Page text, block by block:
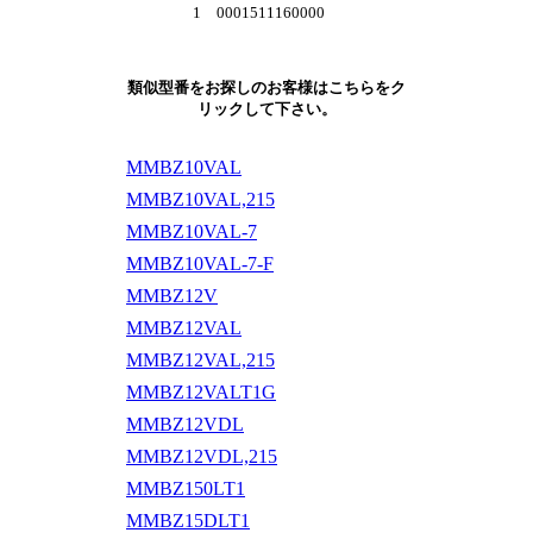
1 0001511160000
類似型番をお探しのお客様はこちらをク
リックして下さい。
MMBZ10VAL
MMBZ10VAL,215
MMBZ10VAL-7
MMBZ10VAL-7-F
MMBZ12V
MMBZ12VAL
MMBZ12VAL,215
MMBZ12VALT1G
MMBZ12VDL
MMBZ12VDL,215
MMBZ150LT1
MMBZ15DLT1